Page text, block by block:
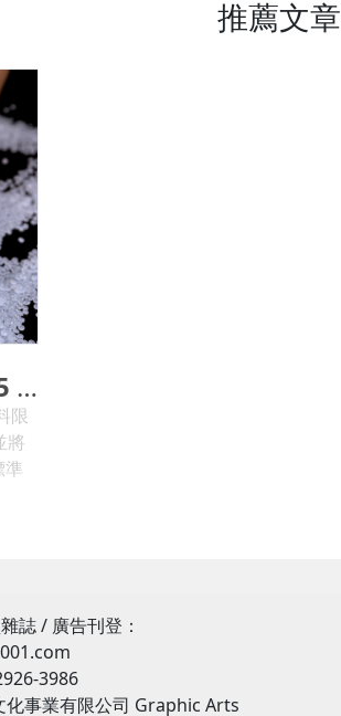
推薦文章
中國再生塑膠限用物質新標準 2025 年 6 月起正式實施
限
將
準
用
棄
過
誌 / 廣告刊登：
3986
化事業有限公司 Graphic Arts